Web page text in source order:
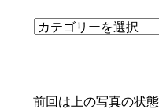
前回は上の写真の状